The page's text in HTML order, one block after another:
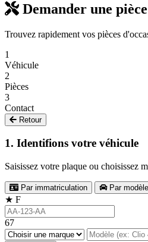
Demander une pièce
Trouvez rapidement vos pièces
1
Véhicule
2
Pièces
3
Contact
Retour
1. Identifions votre véhicule
Saisissez votre plaque ou choisissez
Par immatriculation Par modèle
★ F
67